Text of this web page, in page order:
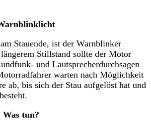
Stauende, ist der Warnblinker
Stillstand sollte der Motor
und Lautsprecherdurchsagen
warten nach Möglichkeit
ab, bis sich der Stau aufgelöst hat und
tun?